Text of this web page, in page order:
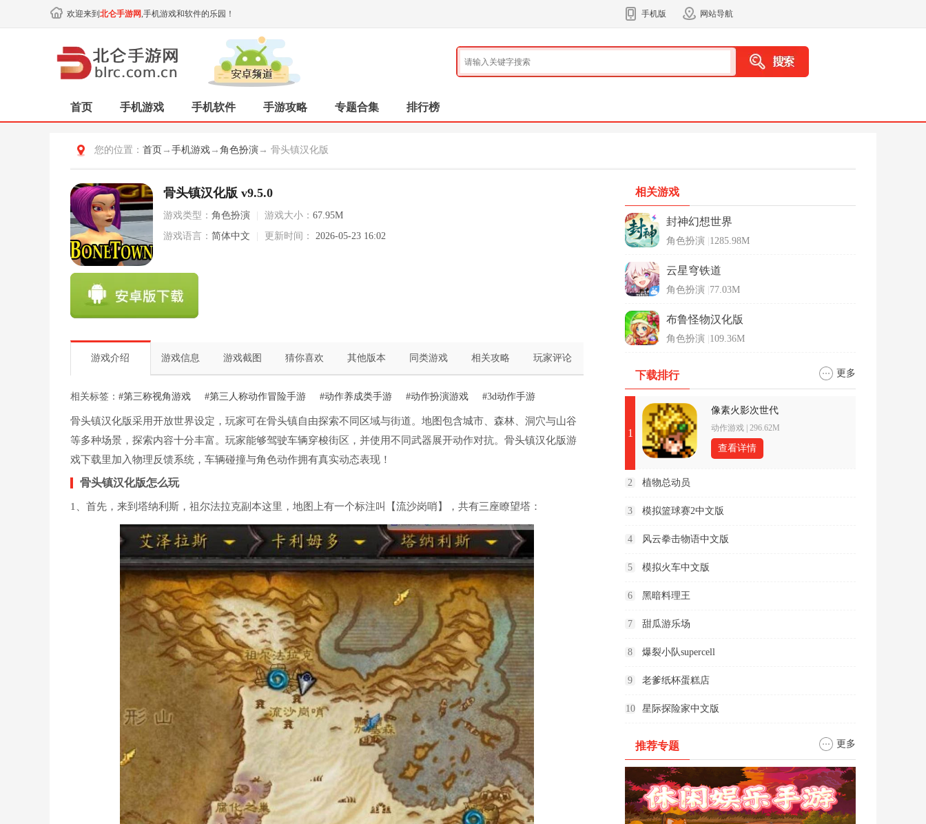
欢迎来到 北仑手游网,手机游戏和软件的乐园！ 手机版 网站导航
首页 手机游戏 手机软件 手游攻略 专题合集 排行榜
您的位置： 首页 → 手机游戏 → 角色扮演 → 骨头镇汉化版
骨头镇汉化版 v9.5.0
游戏类型： 角色扮演 游戏大小： 67.95M
游戏语言： 简体中文 更新时间： 2026-05-23 16:02
游戏介绍 游戏信息 游戏截图 猜你喜欢 其他版本 同类游戏 相关攻略 玩家评论
相关标签： #第三称视角游戏 #第三人称动作冒险手游 #动作养成类手游 #动作扮演游戏 #3d动作手游
骨头镇汉化版采用开放世界设定，玩家可在骨头镇自由探索不同区域与街道。地图包含城市、森林、洞穴与山谷
等多种场景，探索内容十分丰富。玩家能够驾驶车辆穿梭街区，并使用不同武器展开动作对抗。骨头镇汉化版游
戏下载里加入物理反馈系统，车辆碰撞与角色动作拥有真实动态表现！
骨头镇汉化版怎么玩
1、首先，来到塔纳利斯，祖尔法拉克副本这里，地图上有一个标注叫【流沙岗哨】，共有三座瞭望塔：
相关游戏
封神幻想世界
角色扮演 1285.98M
云星穹铁道
角色扮演 77.03M
布鲁怪物汉化版
角色扮演 109.36M
下载排行 更多
1
像素火影次世代
动作游戏 296.62M
查看详情
2 植物总动员
3 模拟篮球赛2中文版
4 风云拳击物语中文版
5 模拟火车中文版
6 黑暗料理王
7 甜瓜游乐场
8 爆裂小队supercell
9 老爹纸杯蛋糕店
10 星际探险家中文版
推荐专题 更多